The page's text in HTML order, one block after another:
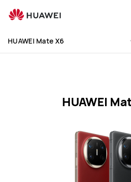
Mate
Specification
HUAWEI Mate X6
HUAWEI